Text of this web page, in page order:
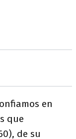
en
que
de su